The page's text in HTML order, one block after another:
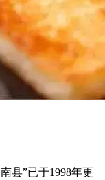
县”已于1998年更